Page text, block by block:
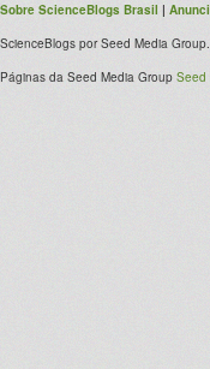
Sobre ScienceBlogs Brasil |
ScienceBlogs por Seed Media
Páginas da Seed Media Group Seed